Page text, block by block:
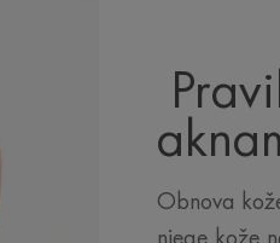
Obnova
njege kože